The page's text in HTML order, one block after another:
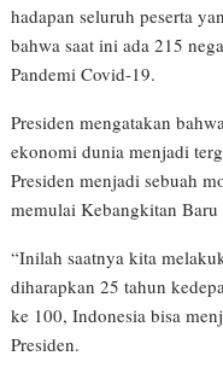
hadapan seluruh peserta
bahwa saat ini ada 215
Pandemi Covid-19.
Presiden mengatakan
ekonomi dunia menjadi
Presiden menjadi sebuah
memulai Kebangkitan
“Inilah saatnya kita
diharapkan 25 tahun
ke 100, Indonesia bisa
Presiden.